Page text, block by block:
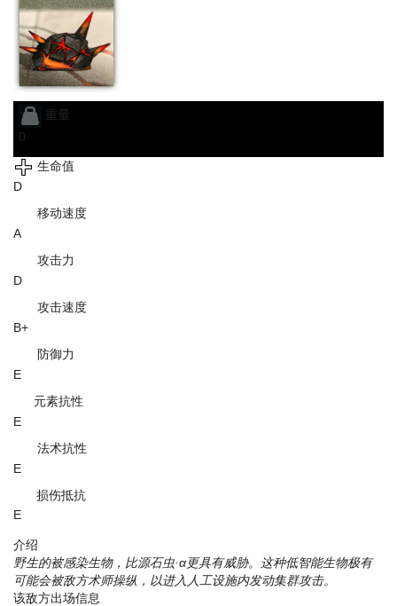
重量
0
生命值
D
移动速度
A
攻击力
D
攻击速度
B+
防御力
E
元素抗性
E
法术抗性
E
损伤抵抗
E
介绍
野生的被感染生物，比源石虫·α更具有威胁。这种低智能生物极有
可能会被敌方术师操纵，以进入人工设施内发动集群攻击。
该敌方出场信息